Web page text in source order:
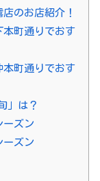
のお店紹介！
本町通りでおす
本町通りでおす
」は？
ーズン
ーズン